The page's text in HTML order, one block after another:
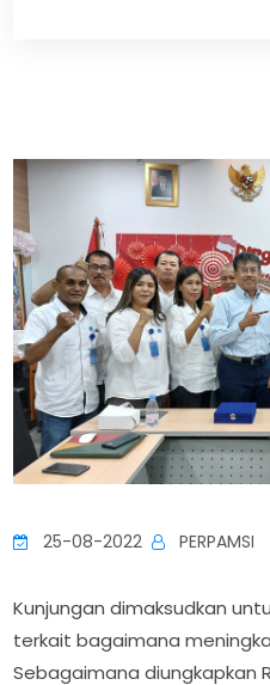
25-08-2022 PERPAMSI
Kunjungan dimaksudkan
terkait bagaimana
Sebagaimana diungkapkan